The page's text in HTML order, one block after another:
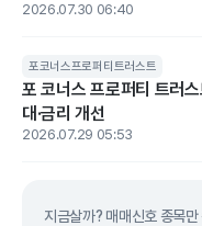
2026.07.30 06:40
포코너스프로퍼티트러스트
포 코너스 프로퍼티 트러
대·금리 개선
2026.07.29 05:53
지금살까? 매매신호 종목만